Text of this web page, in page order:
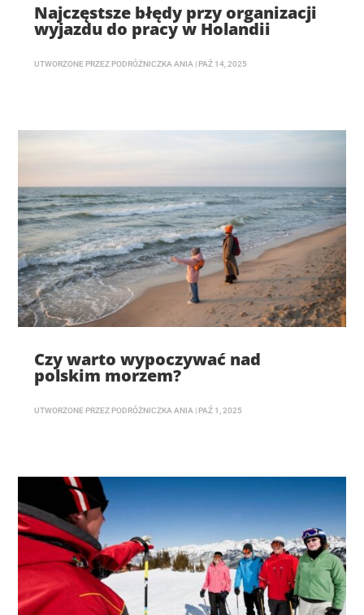
Najczęstsze błędy przy organizacji
wyjazdu do pracy w Holandii
UTWORZONE PRZEZ PODRÓŻNICZKA ANIA | PAŹ 14, 2025
Czy warto wypoczywać nad
polskim morzem?
UTWORZONE PRZEZ PODRÓŻNICZKA ANIA | PAŹ 1, 2025